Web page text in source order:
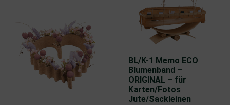
BL/K-1 Memo ECO
Blumenband –
ORIGINAL – für
Karten/Fotos
Jute/Sackleinen